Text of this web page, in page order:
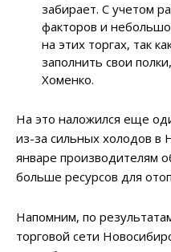
забирает. С учетом
факторов и
на этих торгах, так
заполнить свои
Хоменко.
На это наложился еще
из-за сильных холодов в
январе производителям
больше ресурсов для
Напомним, по
торговой сети